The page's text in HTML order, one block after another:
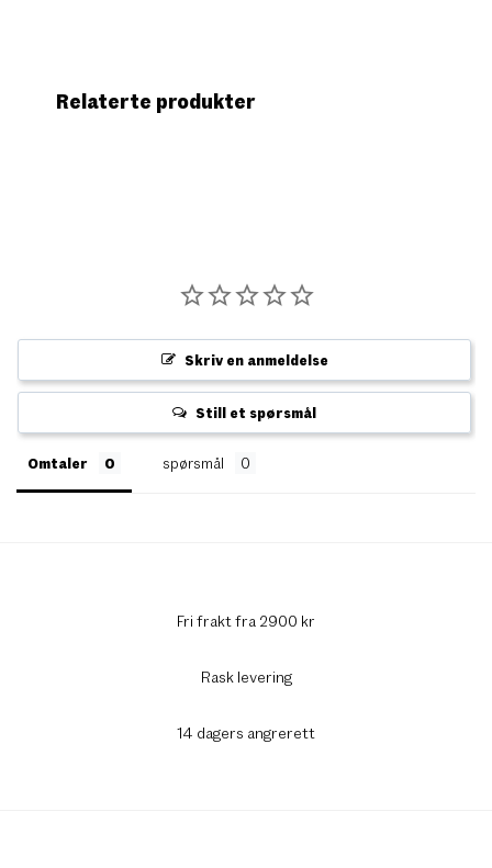
Relaterte produkter
Skriv en anmeldelse
Still et spørsmål
Omtaler spørsmål
Fri frakt fra 2900 kr
Rask levering
14 dagers angrerett